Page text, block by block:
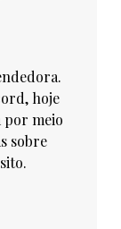
hoje
por meio
sobre